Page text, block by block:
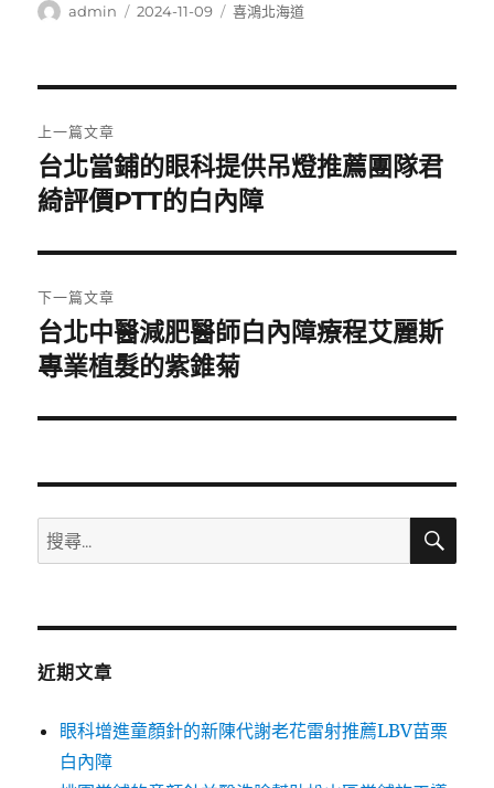
作
admin
發
2024-11-09
分
喜鴻北海道
章
導
覽
上一篇文章
上
一
文
章:
台北當鋪的眼科提供吊燈推薦團隊君
綺評價PTT的白內障
下一篇文章
下
一
文
台北中醫減肥醫師白內障療程艾麗斯
專業植髮的紫錐菊
搜
尋
鍵
搜
近期文章
眼科增進童顏針的新陳代謝老花雷射推薦LBV苗栗
白內障